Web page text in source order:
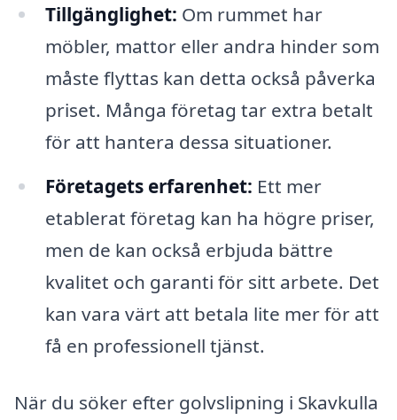
Tillgänglighet: Om rummet har
möbler, mattor eller andra hinder som
måste flyttas kan detta också påverka
priset. Många företag tar extra betalt
för att hantera dessa situationer.
Företagets erfarenhet: Ett mer
etablerat företag kan ha högre priser,
men de kan också erbjuda bättre
kvalitet och garanti för sitt arbete. Det
kan vara värt att betala lite mer för att
få en professionell tjänst.
När du söker efter golvslipning i Skavkulla